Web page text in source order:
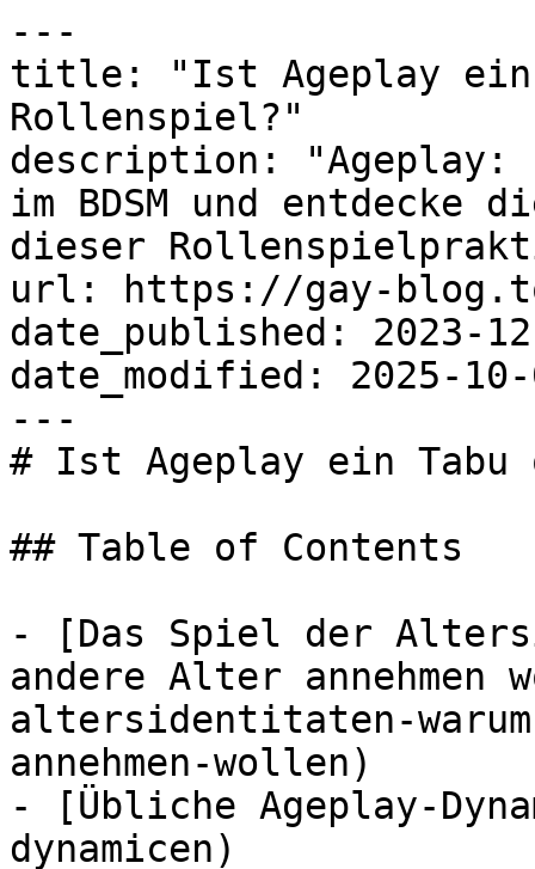
---
title: "Ist Ageplay ein
Rollenspiel?"
description: "Ageplay:
im BDSM und entdecke
dieser
url: https://gay-
date_published: 2023-
date_modified: 2025-10-
---
# Ist Ageplay ein Tabu
## Table of Contents
- [Das Spiel der
andere Alter
altersidentitaten-
annehmen-wollen)
- [Übliche Ageplay-
dynamicen)